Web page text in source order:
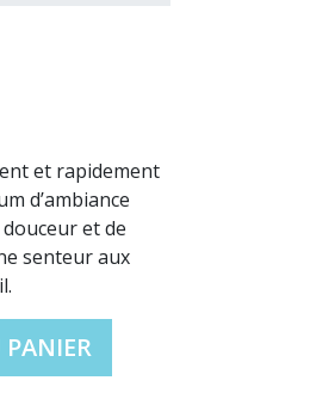
et rapidement
d’ambiance
et de
senteur aux
PANIER